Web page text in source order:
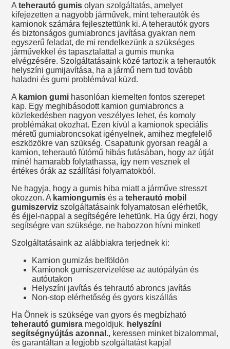
Ateherautó gumis olyan szolgáltatás, amelyet
kifejezetten a nagyobb járművek, mint teherautók és
kamionok számára fejlesztettünk ki. A teherautók gyors
és biztonságos gumiabroncs javítása gyakran nem
egyszerű feladat, de mi rendelkezünk a szükséges
járművekkel és tapasztalattal a gumis munka
elvégzésére. Szolgáltatásaink közé tartozik a teherautók
helyszíni gumijavítása, ha a jármű nem tud tovább
haladni és gumi problémával küzd.
A kamion gumi hasonlóan kiemelten fontos szerepet
kap. Egy meghibásodott kamion gumiabroncs a
közlekedésben nagyon veszélyes lehet, és komoly
problémákat okozhat. Ezen kívül a kamionok speciális
méretű gumiabroncsokat igényelnek, amihez megfelelő
eszközökre van szükség. Csapatunk gyorsan reagál a
kamion, teherautó fútómű hibás futásában, hogy az útját
minél hamarabb folytathassa, így nem vesznek el
értékes órák az szállítási folyamatokból.
Ne hagyja, hogy a gumis hiba miatt a járműve stresszt
okozzon. A kamiongumis és ateherautó mobil
gumiszerviz szolgáltatásaink folyamatosan elérhetők,
és éjjel-nappal a segítségére lehetünk. Ha úgy érzi, hogy
segítségre van szüksége, ne habozzon hívni minket!
Szolgáltatásaink az alábbiakra terjednek ki:
Kamion gumizás belföldön
Kamionok gumiszervizelése az autópályán és
autóutakon
Helyszíni javítás és tehrautó abroncs javítás
Non-stop elérhetőség és gyors kiszállás
Ha Önnek is szüksége van gyors és megbízható
teherautó gumisra megoldjuk. helyszíni
segítségnyújtás azonnal., keressen minket bizalommal,
és garantáltan a legjobb szolgáltatást kapja!